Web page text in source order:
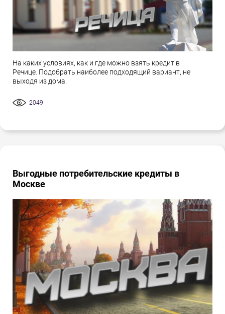
На каких условиях, как и где можно взять кредит в
Речице. Подобрать наиболее подходящий вариант, не
выходя из дома.
2049
Выгодные потребительские кредиты в
Москве